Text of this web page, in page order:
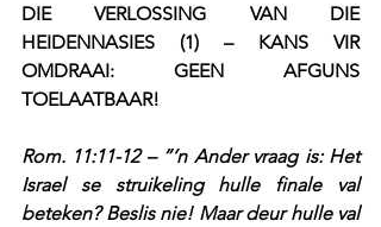
DIE VERLOSSING VAN DIE
HEIDENNASIES (1) – KANS VIR
OMDRAAI: GEEN AFGUNS
TOELAATBAAR!
Rom. 11:11-12 – ”‘n Ander vraag is: Het
Israel se struikeling hulle finale val
beteken? Beslis nie! Maar deur hulle val